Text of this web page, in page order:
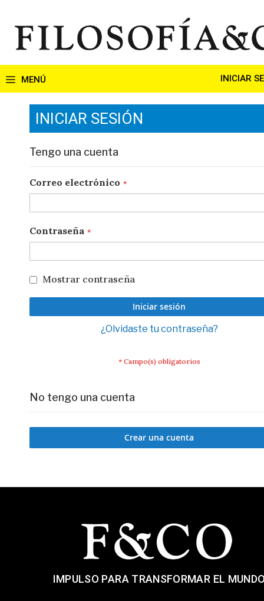
contenido
INICIAR
INICIAR SESIÓN
Tengo una cuenta
Correo electrónico
Contraseña
Mostrar contraseña
Iniciar sesión
¿Olvidaste tu contraseña?
No tengo una cuenta
Crear una cuenta
IMPULSO PARA TRANSFORMAR EL